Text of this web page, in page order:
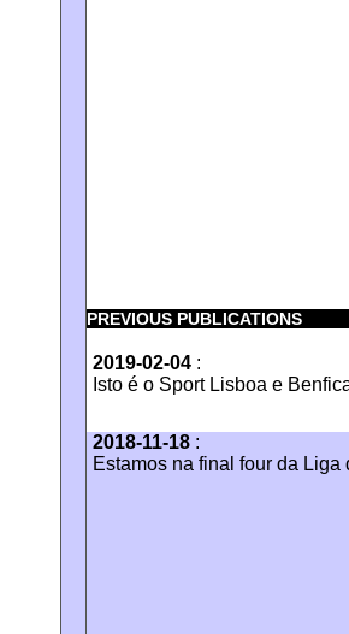
PREVIOUS PUBLICATIONS
2019-02-04 :
Isto é o Sport Lisboa e
2018-11-18 :
Estamos na final four da